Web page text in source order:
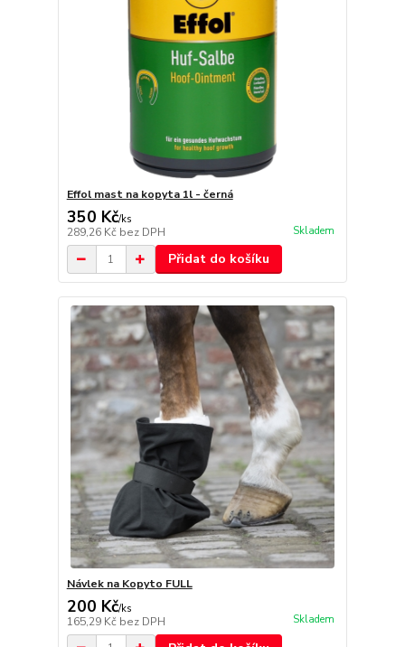
Effol mast na kopyta 1l - černá
350 Kč/ks
289,26 Kč bez DPH Skladem
Přidat do košíku
Návlek na Kopyto FULL
200 Kč/ks
165,29 Kč bez DPH Skladem